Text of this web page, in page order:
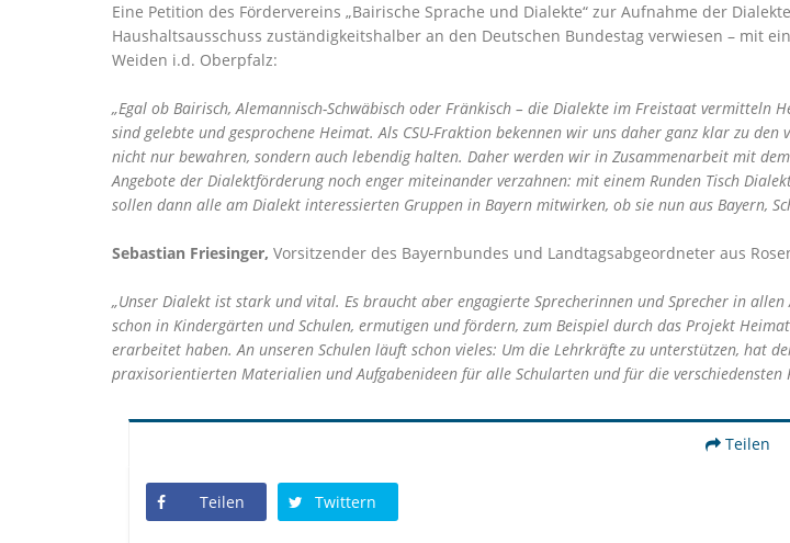
Eine Petition des Fördervereins „Bairische Sprache und Dialekte“ zur Aufnahme der
Haushaltsausschuss zuständigkeitshalber an den Deutschen Bundestag verwiesen – mit
Weiden i.d. Oberpfalz:
Egal ob Bairisch, Alemannisch-Schwäbisch oder Fränkisch – die Dialekte im Freistaat
sind gelebte und gesprochene Heimat. Als CSU-Fraktion bekennen wir uns daher ganz klar zu
nicht nur bewahren, sondern auch lebendig halten. Daher werden wir in Zusammenarbeit mit
Angebote der Dialektförderung noch enger miteinander verzahnen: mit einem Runden Tisch
sollen dann alle am Dialekt interessierten Gruppen in Bayern mitwirken, ob sie nun aus Bayern,
Sebastian Friesinger, Vorsitzender des Bayernbundes und Landtagsabgeordneter aus
Unser Dialekt ist stark und vital. Es braucht aber engagierte Sprecherinnen und Sprecher in
schon in Kindergärten und Schulen, ermutigen und fördern, zum Beispiel durch das Projekt
erarbeitet haben. An unseren Schulen läuft schon vieles: Um die Lehrkräfte zu unterstützen, hat
praxisorientierten Materialien und Aufgabenideen für alle Schularten und für die verschiedensten
Teilen
Teilen Twittern